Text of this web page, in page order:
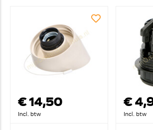
€ 14,50
Incl. btw
€
Incl. btw